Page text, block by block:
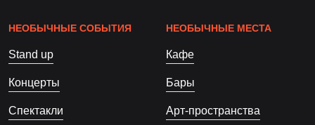
НЕОБЫЧНЫЕ СОБЫТИЯ
Stand up
Концерты
Спектакли
НЕОБЫЧНЫЕ МЕСТА
Кафе
Бары
Арт-пространства